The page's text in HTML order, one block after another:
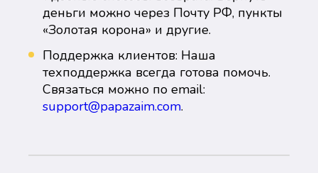
деньги можно через Почту РФ, пункты
«Золотая корона» и другие.
Поддержка клиентов: Наша
техподдержка всегда готова помочь.
Связаться можно по email:
support@papazaim.com.